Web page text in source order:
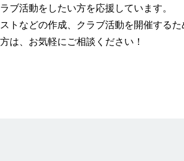
ブ活動をしたい方を応援しています。
トなどの作成、クラブ活動を開催する
は、お気軽にご相談ください！